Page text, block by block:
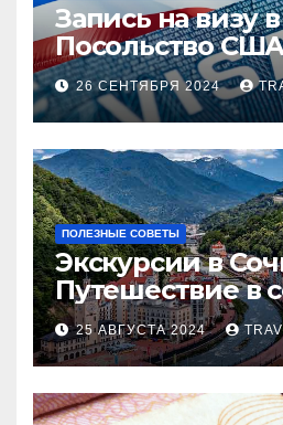
Запись на визу в
Посольство
Пошаговое
26 СЕНТЯБРЯ 2024
ПОЛЕЗНЫЕ СОВЕТЫ
Экскурсии в
Путешествие в
Черноморского
25 АВГУСТА 2024